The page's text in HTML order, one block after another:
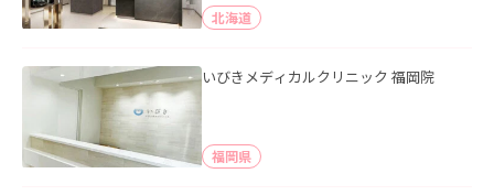
北海道
いびきメディカルクリニック 福岡院
福岡県